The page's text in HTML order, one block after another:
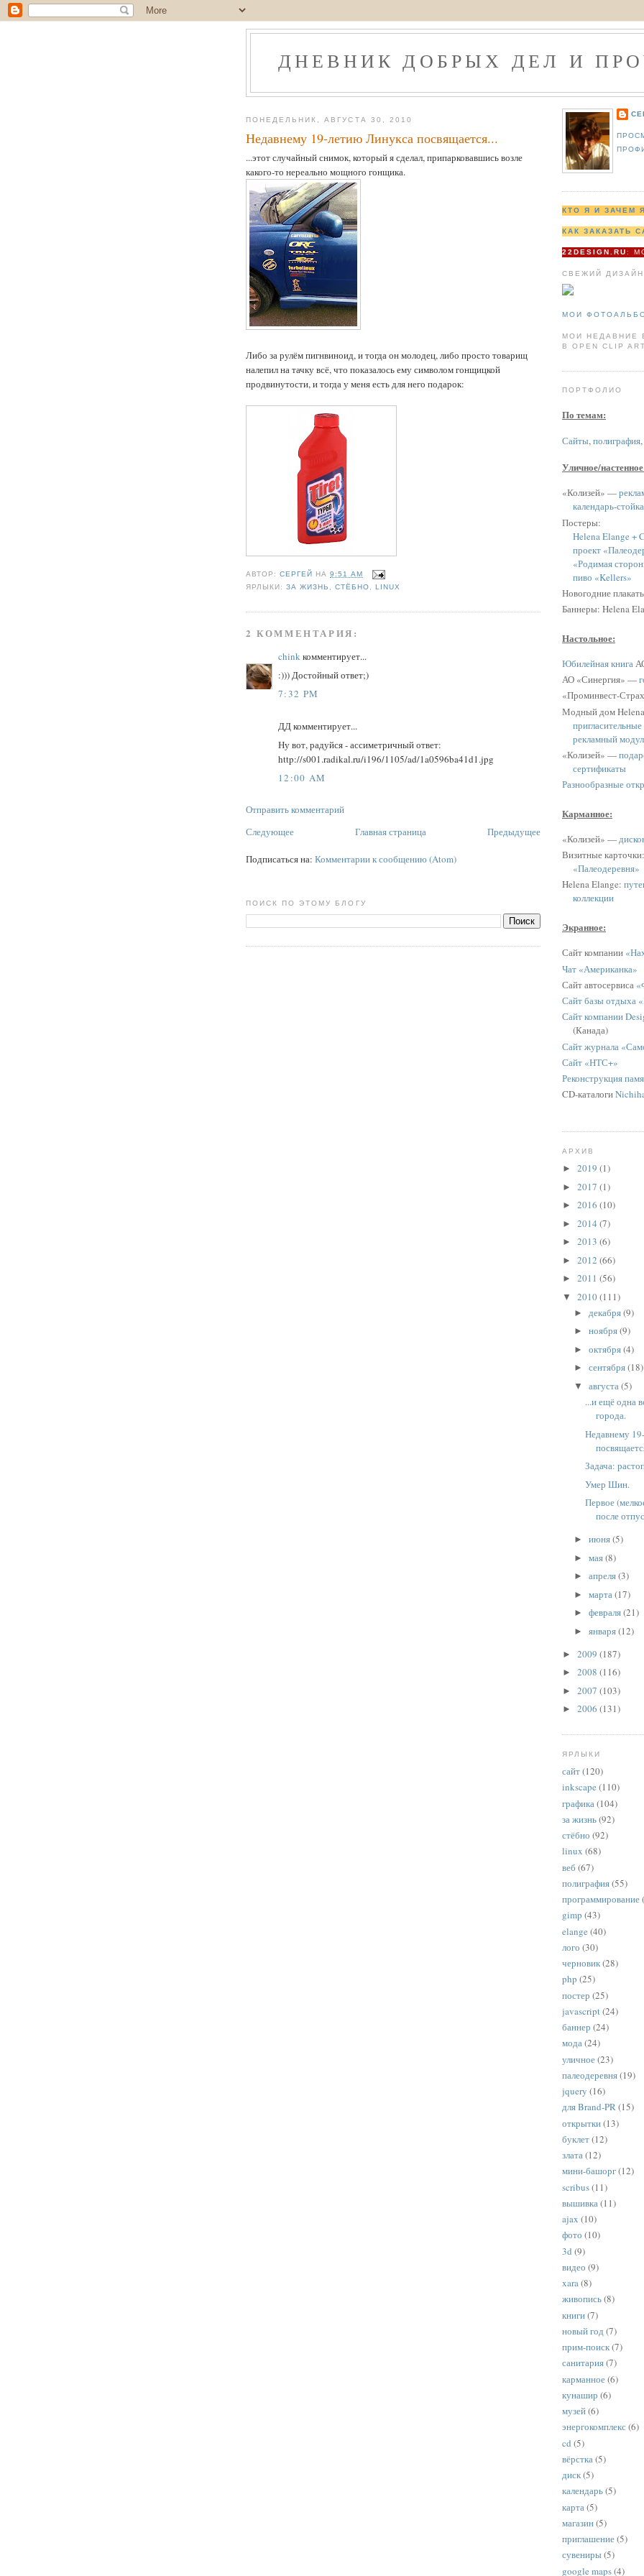
ДНЕВНИК ДОБРЫХ ДЕЛ И
ПОНЕДЕЛЬНИК, АВГУСТА 30, 2010
Недавнему 19-летию Линукса посвящается...
...этот случайный снимок, который я сделал, припарковавшись возле
какого-то нереально мощного гонщика.
Либо за рулём пигнвиноид, и тогда он молодец, либо просто товарищ
налепил на тачку всё, что показалось ему символом гонщицкой
продвинутости, и тогда у меня есть для него подарок:
АВТОР:СЕРГЕЙ НА9:51 AM
ЯРЛЫКИ:ЗА ЖИЗНЬ ,СТЁБНО ,LINUX
2 КОММЕНТАРИЯ:
chink комментирует...
:))) Достойный ответ;)
7:32 PM
ДД комментирует...
Ну вот, радуйся - ассиметричный ответ:
http://s001.radikal.ru/i196/1105/ad/1a0596ba41d1.jpg
12:00 AM
Отправить комментарий
Следующее
Предыдущее
Главная страница
Подписаться на: Комментарии к сообщению (Atom)
ПОИСК ПО ЭТОМУ БЛОГУ
КТО Я И ЗАЧЕМ
КАК ЗАКАЗАТЬ
22DESIGN.RU :
СВЕЖИЙ
МОИ
МОИ НЕДАВНИЕ
В OPEN CLIP
ПОРТФОЛИО
По темам:
Сайты,полиграфия,
Уличное/
«Колизей» —
календарь-стойка
Постеры:
Helena Elange +
проект
«Родимая
пиво «Kellers»
Новогодние
Баннеры: Helena
Настольное:
Юбилейная книга
АО «Синергия» —
«Проминвест-
Модный дом
рекламный
«Колизей» —
сертификаты
Разнообразные
Карманное:
«Колизей» —
Визитные
«Палеодеревня»
Helena Elange:
коллекции
Экранное:
Сайт компании
Чат «Американка»
Сайт автосервиса
Сайт базы отдыха
Сайт компании
(Канада)
Сайт журнала
Сайт «НТС+»
Реконструкция
CD-каталоги
АРХИВ
► 2019 (1)
► 2017 (1)
► 2016 (10)
► 2014 (7)
► 2013 (6)
► 2012 (66)
► 2011 (56)
▼ 2010(111)
► декабря(9)
► ноября(9)
► октября(4)
► сентября(18)
▼ августа(5)
...и ещё одна
города.
Недавнему
Задача:
Умер Шин.
Первое
после
► июня(5)
► мая(8)
► апреля(3)
► марта(17)
► февраля(21)
► января(12)
► 2009 (187)
► 2008 (116)
► 2007 (103)
► 2006 (131)
ЯРЛЫКИ
сайт(120)
inkscape (110)
графика(104)
за жизнь(92)
стёбно (92)
linux (68)
веб (67)
полиграфия(55)
программирование
gimp (43)
elange (40)
лого (30)
черновик(28)
php (25)
постер (25)
javascript(24)
баннер (24)
мода(24)
уличное(23)
палеодеревня(19)
jquery (16)
для Brand-PR(15)
открытки(13)
буклет(12)
злата(12)
мини-башорг(12)
scribus(11)
вышивка(11)
ajax (10)
фото (10)
3d (9)
видео (9)
xara(8)
живопись(8)
книги(7)
новый год (7)
прим-поиск(7)
санитария(7)
карманное(6)
кунашир (6)
музей(6)
энергокомплекс(6)
cd (5)
вёрстка(5)
диск(5)
календарь(5)
карта(5)
магазин(5)
приглашение(5)
сувениры(5)
google maps(4)